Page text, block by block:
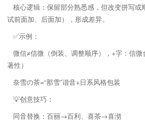
核心逻辑：保留部分熟悉感，但改变拼写或
试前面加、后面加），形成差异。
✅示例：
微信≠信微（倒装、调整顺序），+字：信微
著性）
奈雪の茶=“那雪”谐音+日系风格包装
💡创意技巧：
同音替换：百丽→百利、喜茶→喜沏